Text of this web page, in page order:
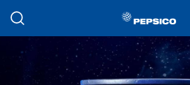
Pereiti į pagrindinį turinį